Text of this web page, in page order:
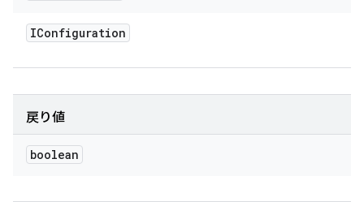
IConfiguration
戻り値
boolean